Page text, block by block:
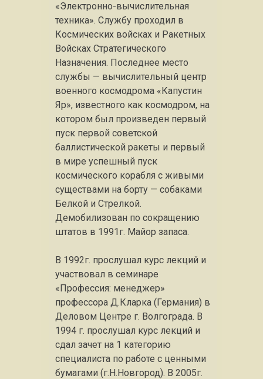
«Электронно-вычислительная
техника». Службу проходил в
Космических войсках и Ракетных
Войсках Стратегического
Назначения. Последнее место
службы — вычислительный центр
военного космодрома «Капустин
Яр», известного как космодром, на
котором был произведен первый
пуск первой советской
баллистической ракеты и первый
в мире успешный пуск
космического корабля с живыми
существами на борту — собаками
Белкой и Стрелкой.
Демобилизован по сокращению
штатов в 1991г. Майор запаса.
В 1992г. прослушал курс лекций и
участвовал в семинаре
«Профессия: менеджер»
профессора Д.Кларка (Германия) в
Деловом Центре г. Волгограда. В
1994 г. прослушал курс лекций и
сдал зачет на 1 категорию
специалиста по работе с ценными
бумагами (г.Н.Новгород). В 2005г.